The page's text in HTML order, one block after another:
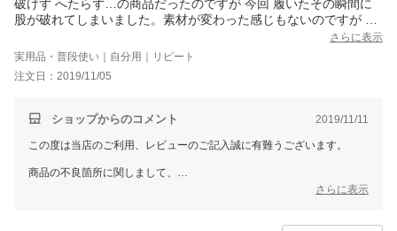
破けず へたらず…の商品だったのですが 今回 履いたその瞬間に
股が破れてしまいました。素材が変わった感じもないのですが と
さらに表示
実用品・普段使い｜自分用｜リピート
注文日：2019/11/05
ショップからのコメント 2019/11/11
この度は当店のご利用、レビューのご記入誠に有難うございます。
商品の不良箇所に関しまして、
ご不快の念をおかけいたしまして誠に申し訳ございませんでした。
さらに表示